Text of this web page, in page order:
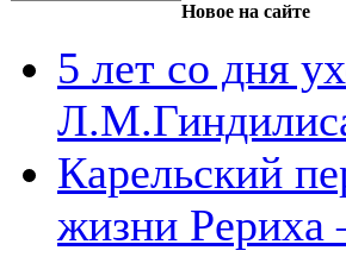
Новое на сайте
5 лет со дня
Карельский
жизни Рериха